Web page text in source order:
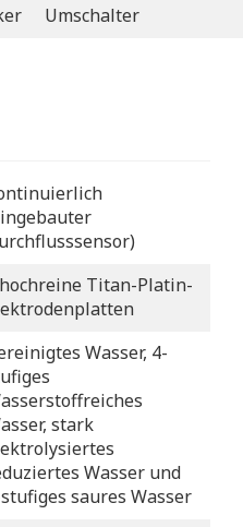
Umschalter
Titan-Platin-
Wasser, 4-
stark
Wasser und
saures Wasser